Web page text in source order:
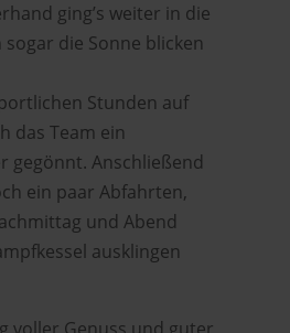
ging’s weiter in die
sogar die Sonne blicken
Stunden auf
das Team ein
gegönnt. Anschließend
ein paar Abfahrten,
und Abend
ausklingen